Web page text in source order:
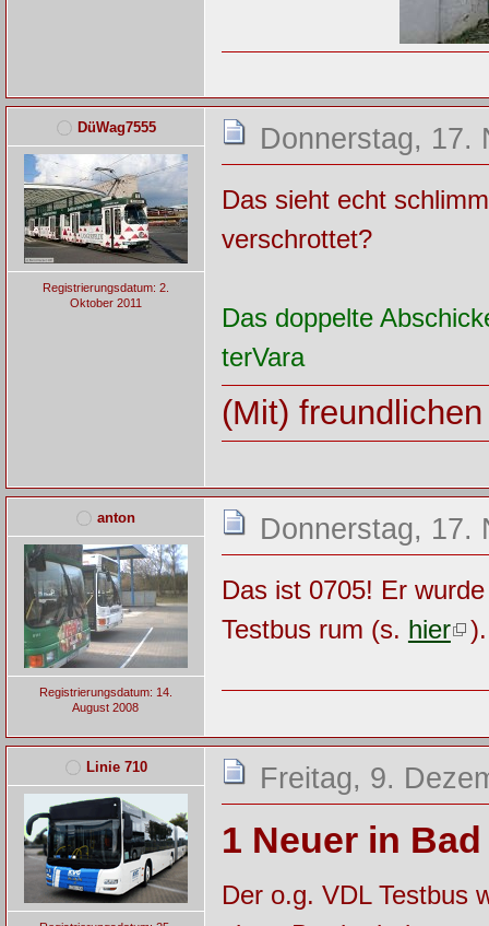
DüWag7555
Registrierungsdatum: 2.
Oktober 2011
Donnerstag, 17.
Das sieht echt
verschrottet?
Das doppelte
terVara
(Mit)
anton
Registrierungsdatum: 14.
August 2008
Donnerstag, 17.
Das ist 0705! Er
Testbus rum (s. hier ).
Linie 710 Freitag, 9.
1 Neuer in
Der o.g. VDL Testbus